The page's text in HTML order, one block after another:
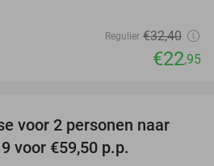
Regulier €32,40
€22,95
50%
voor 2 personen naar
voor €59,50 p.p.